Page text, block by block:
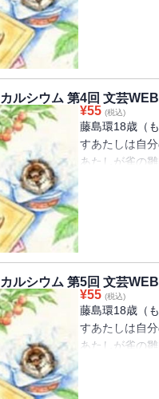
ルシウム 第4回 文芸
¥55 (税込)
藤島環18歳（
すあたしは自
あたしが雀の
ルシウム 第5回 文芸
¥55 (税込)
藤島環18歳（
すあたしは自
あたしが雀の